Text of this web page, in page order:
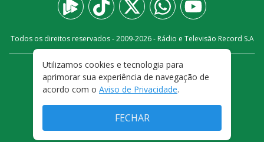
Todos os direitos reservados - 2009-2026- Rádio e Televisão Record S.A
FALE CONOSCO
PRIVACIDADE
TERMOS E CONDIÇÕES DE USO
Utilizamos cookies e tecnologia para
aprimorar sua experiência de navegação de
acordo com o Aviso de Privacidade.
FECHAR